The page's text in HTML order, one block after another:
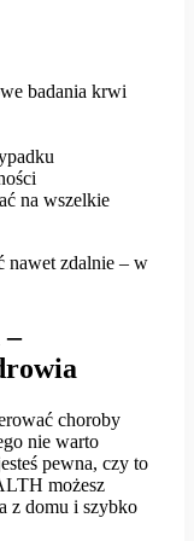
badania krwi
na wszelkie
nawet zdalnie – w
–
choroby
nie warto
pewna, czy to
możesz
z domu i szybko